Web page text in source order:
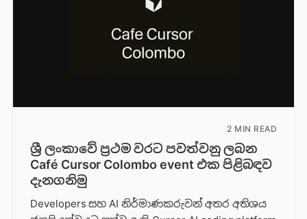
2 MIN READ
ශ්‍රී ලංකාවේ ප්‍රථම වරට පවත්වනු ලබන
Café Cursor Colombo event එක පිළිබඳව
දැනගනිමු
Developers සහ AI නිර්මාණකරුවන් අතර අතිශය